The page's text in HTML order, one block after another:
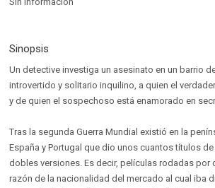
Sinopsis
Un detective investiga un asesinato en un barrio
introvertido y solitario inquilino, a quien el
y de quien el sospechoso está enamorado en
Tras la segunda Guerra Mundial existió en la
España y Portugal que dio unos cuantos títulos
dobles versiones. Es decir, películas rodadas
razón de la nacionalidad del mercado al cual iba